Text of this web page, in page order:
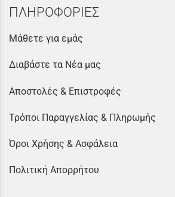
ΠΛΗΡΟΦΟΡΙΕΣ
Μάθετε για εμάς
Διαβάστε τα Νέα μας
Αποστολές & Επιστροφές
Τρόποι Παραγγελίας & Πληρωμής
Όροι Χρήσης & Ασφάλεια
Πολιτική Απορρήτου